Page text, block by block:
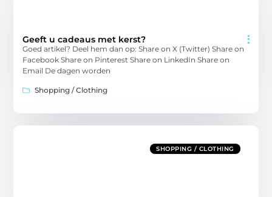
Geeft u cadeaus met kerst?
Goed artikel? Deel hem dan op: Share on X (Twitter) Share on
Facebook Share on Pinterest Share on LinkedIn Share on
Email De dagen worden
Shopping / Clothing
SHOPPING / CLOTHING